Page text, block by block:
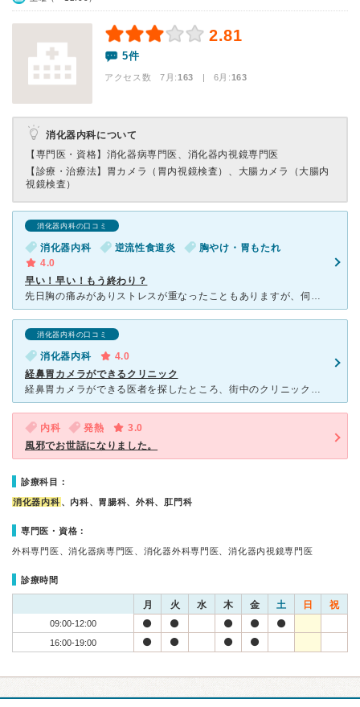
2.81
5件
アクセス数 7月:163 | 6月:163
消化器内科について
【専門医・資格】 消化器病専門医、消化器内視鏡専門医
【診療・治療法】 胃カメラ（胃内視鏡検査）、大腸カメラ（大腸内
視鏡検査）
消化器内科の口コミ
消化器内科 逆流性食道炎
胸やけ・胃もたれ
4.0
早い！早い！もう終わり？
先日胸の痛みがありストレスが重なったこともありますが、伺いました。以前に別の病院で「逆流性食道炎」を治療していましたが、良くなったと先生に言われホットしたのも束の間、大酒が祟ったのでしょうか？？？
消化器内科の口コミ
消化器内科
4.0
経鼻胃カメラができるクリニック
経鼻胃カメラができる医者を探したところ、街中のクリニックですが経鼻胃カメラが出来るためここに行くようになりました。初回は血液検査に行く必要があり、２回目からは電話予約のみで検査を受けることができます。
内科 発熱
3.0
風邪でお世話になりました。
診療科目：
消化器内科 、内科、胃腸科、外科、肛門科
専門医・資格：
外科専門医、消化器病専門医、消化器外科専門医、消化器内視鏡専門医
診療時間
月 火 水 木 金 土 日 祝
09:00-12:00
16:00-19:00